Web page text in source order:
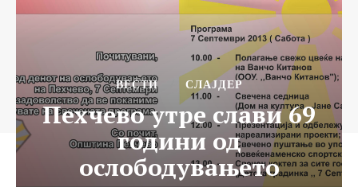
ВЕСТИ СЛАЈДЕР
Пехчево утре слави 69
години од
ослободувањето